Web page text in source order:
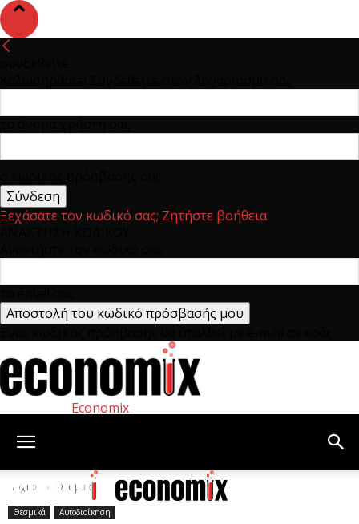
Ξεχάσατε τον κωδικό σας; Ζητήστε βοήθεια
Economix
Αρχική Θεσμικά
Θεσμικά Αυτοδιοίκηση